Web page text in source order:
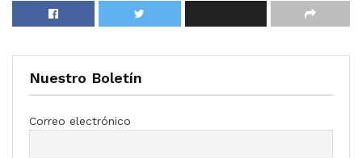
Nuestro Boletín
Correo electrónico